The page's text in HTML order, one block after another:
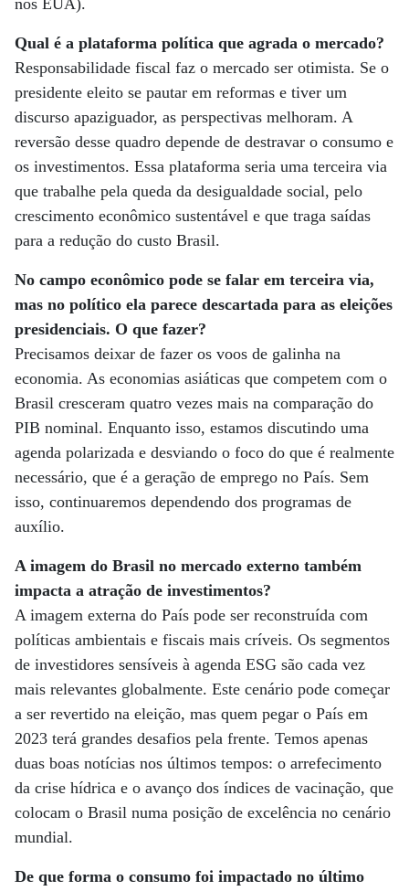
nos EUA).
Qual é a plataforma política que agrada o mercado?
Responsabilidade fiscal faz o mercado ser otimista. Se o
presidente eleito se pautar em reformas e tiver um
discurso apaziguador, as perspectivas melhoram. A
reversão desse quadro depende de destravar o consumo e
os investimentos. Essa plataforma seria uma terceira via
que trabalhe pela queda da desigualdade social, pelo
crescimento econômico sustentável e que traga saídas
para a redução do custo Brasil.
No campo econômico pode se falar em terceira via,
mas no político ela parece descartada para as eleições
presidenciais. O que fazer?
Precisamos deixar de fazer os voos de galinha na
economia. As economias asiáticas que competem com o
Brasil cresceram quatro vezes mais na comparação do
PIB nominal. Enquanto isso, estamos discutindo uma
agenda polarizada e desviando o foco do que é realmente
necessário, que é a geração de emprego no País. Sem
isso, continuaremos dependendo dos programas de
auxílio.
A imagem do Brasil no mercado externo também
impacta a atração de investimentos?
A imagem externa do País pode ser reconstruída com
políticas ambientais e fiscais mais críveis. Os segmentos
de investidores sensíveis à agenda ESG são cada vez
mais relevantes globalmente. Este cenário pode começar
a ser revertido na eleição, mas quem pegar o País em
2023 terá grandes desafios pela frente. Temos apenas
duas boas notícias nos últimos tempos: o arrefecimento
da crise hídrica e o avanço dos índices de vacinação, que
colocam o Brasil numa posição de excelência no cenário
mundial.
De que forma o consumo foi impactado no último